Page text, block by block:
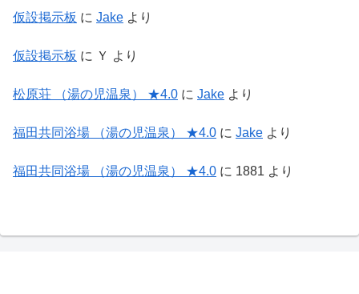
仮設掲示板 に Jake より
仮設掲示板 に Ｙ より
松原荘 （湯の児温泉） ★4.0 に Jake より
福田共同浴場 （湯の児温泉） ★4.0 に Jake より
福田共同浴場 （湯の児温泉） ★4.0 に 1881 より